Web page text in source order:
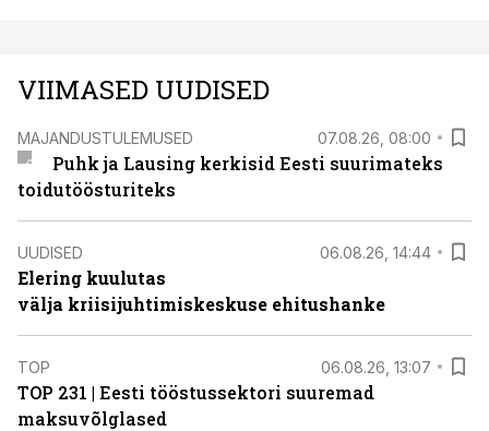
VIIMASED UUDISED
MAJANDUSTULEMUSED 07.08.26, 08:00
Puhk ja Lausing kerkisid Eesti suurimateks
toidutöösturiteks
UUDISED 06.08.26, 14:44
Elering kuulutas
välja kriisijuhtimiskeskuse ehitushanke
TOP 06.08.26, 13:07
TOP 231 | Eesti tööstussektori suuremad
maksuvõlglased